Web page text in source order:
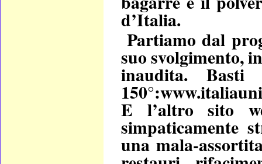
d’Italia.
Partiamo dal
suo svolgimento,
inaudita.
E l’altro sito
simpaticamente
una mala-